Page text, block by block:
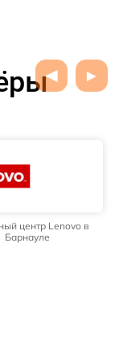
центр Lenovo в
Барнауле